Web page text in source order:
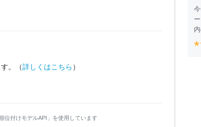
。 （詳しくはこちら ）
位付けモデルAPI」を使用しています